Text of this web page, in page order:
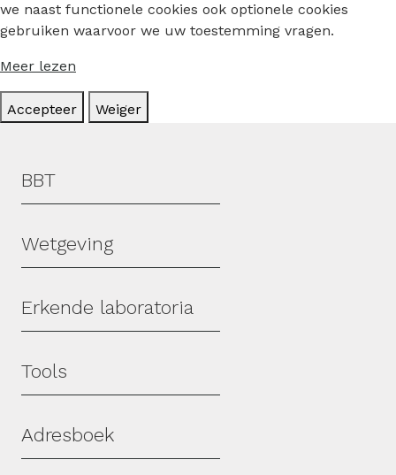
we naast functionele cookies ook optionele cookies
gebruiken waarvoor we uw toestemming vragen.
Meer lezen
Accepteer Weiger
Hoofdmenu
BBT
Wetgeving
Erkende laboratoria
Tools
Adresboek